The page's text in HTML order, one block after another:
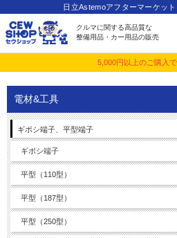
日立Astemoアフターマーケッ
クルマに関する高品質な
整備用品・カー用品の販売
5,000円以上のご購入
電材&工具
ギボシ端子、平型端子
ギボシ端子
平型（110型）
平型（187型）
平型（250型）